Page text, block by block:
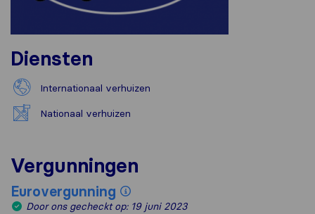
Diensten
Internationaal verhuizen
Nationaal verhuizen
Vergunningen
Eurovergunning
Door ons gecheckt op: 19 juni 2023